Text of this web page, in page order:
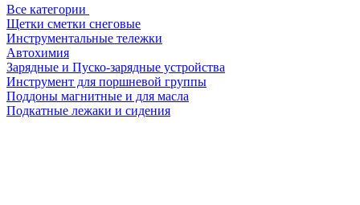
Все категории
Щетки сметки снеговые
Инструментальные тележки
Автохимия
Зарядные и Пуско-зарядные устройства
Инструмент для поршневой группы
Поддоны магнитные и для масла
Подкатные лежаки и сидения